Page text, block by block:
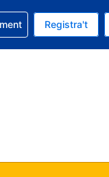
Registra't